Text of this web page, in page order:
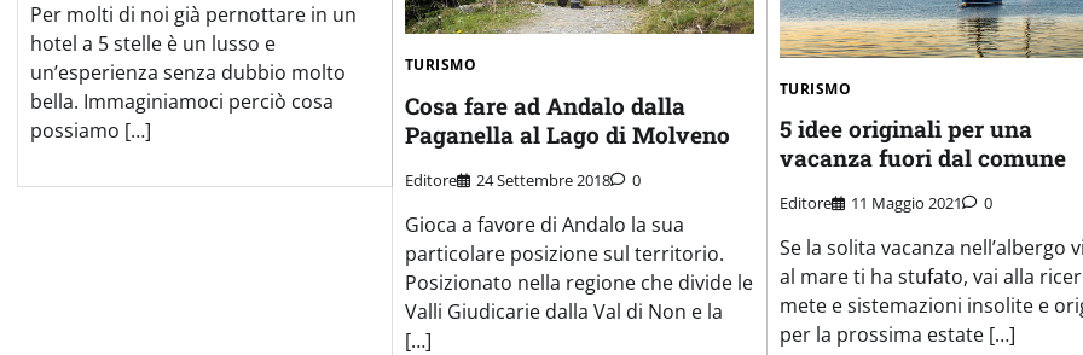
Per molti di noi già pernottare in un
hotel a 5 stelle è un lusso e
un’esperienza senza dubbio molto
bella. Immaginiamoci perciò cosa
possiamo […]
TURISMO
Cosa fare ad Andalo dalla
Paganella al Lago di Molveno
Editore 24 Settembre 2018 0
Gioca a favore di Andalo la sua
particolare posizione sul territorio.
Posizionato nella regione che divide le
Valli Giudicarie dalla Val di Non e la
[…]
TURISMO
5 idee originali per una
vacanza fuori dal comune
Editore 11 Maggio 2021 0
Se la solita vacanza nell’albergo
al mare ti ha stufato, vai alla
mete e sistemazioni insolite e
per la prossima estate […]